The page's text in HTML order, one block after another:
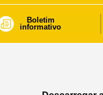
Boletim
informativo